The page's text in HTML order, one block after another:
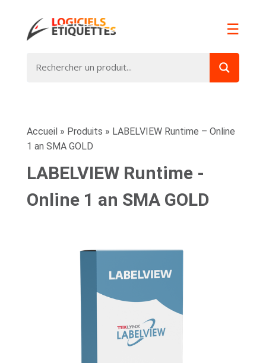
☰
Accueil » Produits » LABELVIEW Runtime – Online
1 an SMA GOLD
LABELVIEW Runtime -
Online 1 an SMA GOLD